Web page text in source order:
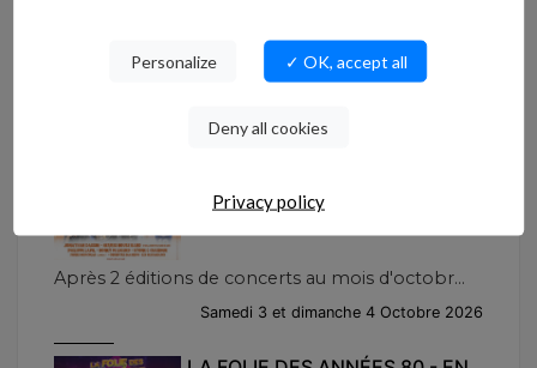
SAMEDI...
LA KERMESSE DE CAMBRAI -
Après 2 éditions de concerts au mois d'octobr...
Samedi 3 et dimanche 4 Octobre 2026
Personalize ✓ OK, accept all
Deny all cookies
Privacy policy